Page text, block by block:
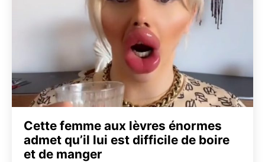
Cette femme aux lèvres énormes
admet qu’il lui est difficile de boire
et de manger